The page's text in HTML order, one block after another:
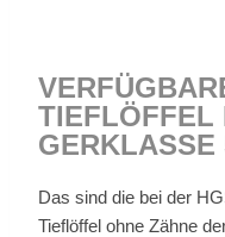
GER­KLAS­SE
Das sind die bei der
Tief­löf­fel ohne Zäh­ne